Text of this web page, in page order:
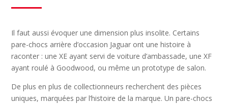
Il faut aussi évoquer une dimension plus insolite. Certains
pare-chocs arrière d’occasion Jaguar ont une histoire à
raconter : une XE ayant servi de voiture d’ambassade, une XF
ayant roulé à Goodwood, ou même un prototype de salon.
De plus en plus de collectionneurs recherchent des pièces
uniques, marquées par l’histoire de la marque. Un pare-chocs